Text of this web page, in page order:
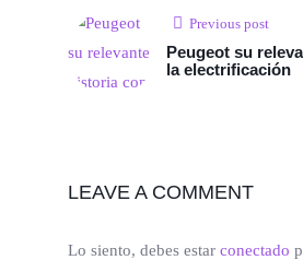
Previous post
Peugeot su
la electrificación
LEAVE A COMMENT
Lo siento, debes estar conectado